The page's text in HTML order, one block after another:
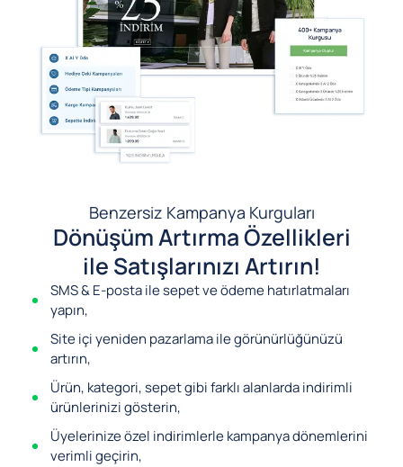
Benzersiz Kampanya Kurguları
Dönüşüm Artırma Özellikleri
ile Satışlarınızı Artırın!
SMS & E-posta ile sepet ve ödeme hatırlatmaları
yapın,
Site içi yeniden pazarlama ile görünürlüğünüzü
artırın,
Ürün, kategori, sepet gibi farklı alanlarda indirimli
ürünlerinizi gösterin,
Üyelerinize özel indirimlerle kampanya dönemlerini
verimli geçirin,